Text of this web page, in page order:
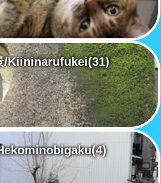
/Kiininarufukei(31)
(4)